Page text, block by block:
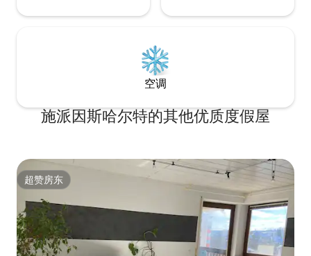
空调
施派因斯哈尔特的其他优质度假屋
超赞房东
超赞房东